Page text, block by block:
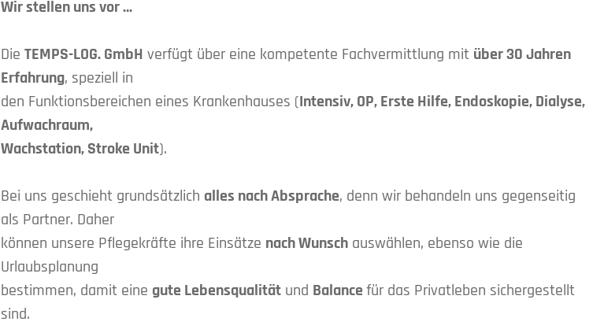
Wir stellen uns vor …
Die TEMPS-LOG. GmbH verfügt über eine kompetente Fachvermittlung mit über 30 Jahren
Erfahrung, speziell in
den Funktionsbereichen eines Krankenhauses (Intensiv, OP, Erste Hilfe, Endoskopie, Dialyse,
Aufwachraum,
Wachstation, Stroke Unit).
Bei uns geschieht grundsätzlich alles nach Absprache, denn wir behandeln uns gegenseitig
als Partner. Daher
können unsere Pflegekräfte ihre Einsätze nach Wunsch auswählen, ebenso wie die
Urlaubsplanung
bestimmen, damit eine gute Lebensqualität und Balancefür das Privatleben sichergestellt
sind.